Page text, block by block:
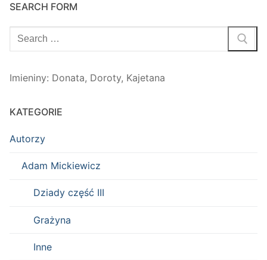
SEARCH FORM
Szukaj:
Imieniny: Donata, Doroty, Kajetana
KATEGORIE
Autorzy
Adam Mickiewicz
Dziady część III
Grażyna
Inne